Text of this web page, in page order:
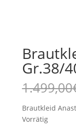
Gr.38/
1.499,00
Brautkleid
Vorrätig